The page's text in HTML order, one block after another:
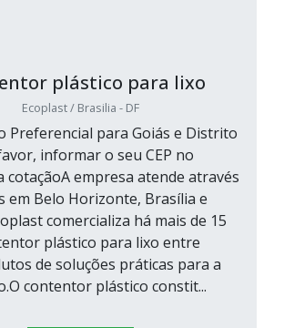
plástico para lixo
Ecoplast / Brasilia - DF
Preferencial para Goiás e Distrito
informar o seu CEP no
cotaçãoA empresa atende através
em Belo Horizonte, Brasília e
comercializa há mais de 15
plástico para lixo entre
de soluções práticas para a
contentor plástico constit...